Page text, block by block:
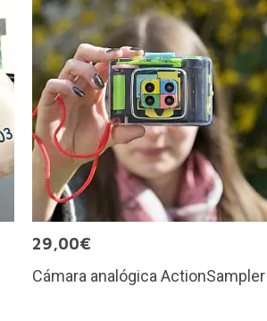
29,00€
Cámara analógica ActionSampler